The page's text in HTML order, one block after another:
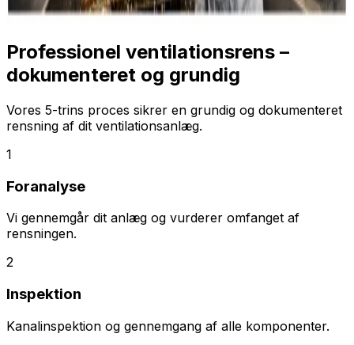
Professionel ventilationsrens –
dokumenteret og grundig
Vores 5-trins proces sikrer en grundig og dokumenteret
rensning af dit ventilationsanlæg.
1
Foranalyse
Vi gennemgår dit anlæg og vurderer omfanget af
rensningen.
2
Inspektion
Kanalinspektion og gennemgang af alle komponenter.